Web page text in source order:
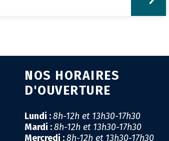
NOS HORAIRES
D'OUVERTURE
Lundi :8h-12h et 13h30-17h30
Mardi :8h-12h et 13h30-17h30
Mercredi :8h-12h et 13h30-17h30